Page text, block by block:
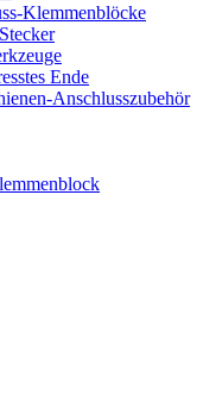
Klemmenblöcke
Ende
Anschlusszubehör